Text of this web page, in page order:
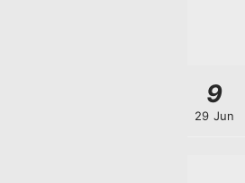
9
29 Jun